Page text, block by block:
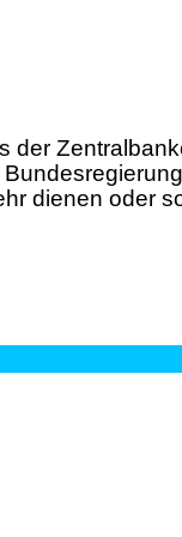
der
dienen oder